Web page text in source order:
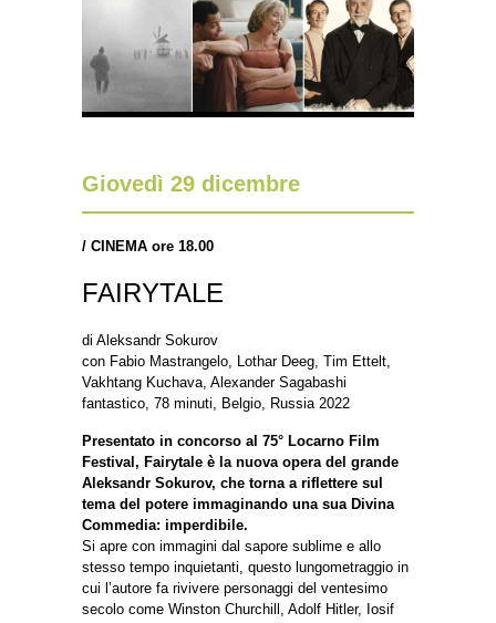
Giovedì 29 dicembre
/ CINEMA ore 18.00
FAIRYTALE
di Aleksandr Sokurov
con Fabio Mastrangelo, Lothar Deeg, Tim Ettelt,
Vakhtang Kuchava, Alexander Sagabashi
fantastico, 78 minuti, Belgio, Russia 2022
Presentato in concorso al 75° Locarno Film
Festival, Fairytale è la nuova opera del grande
Aleksandr Sokurov, che torna a riflettere sul
tema del potere immaginando una sua Divina
Commedia: imperdibile.
Si apre con immagini dal sapore sublime e allo
stesso tempo inquietanti, questo lungometraggio in
cui l’autore fa rivivere personaggi del ventesimo
secolo come Winston Churchill, Adolf Hitler, Iosif